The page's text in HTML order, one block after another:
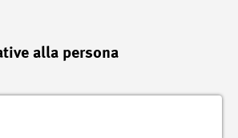
alla persona